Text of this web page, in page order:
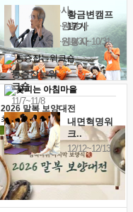
황금변캠프
17기
10/30~10/31
통증잡는워
크숍
11/7~11/8
내면혁명워
크..
12/12~12/13
· 청년 자원봉사
· 금빛청년 자원봉사
· 음식연구 자원봉사
2026 말복 보양대전
최대74%할인